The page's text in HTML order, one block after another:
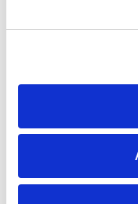
Sustainable official
Official Supplier